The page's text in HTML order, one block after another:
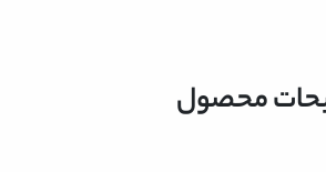
محصول